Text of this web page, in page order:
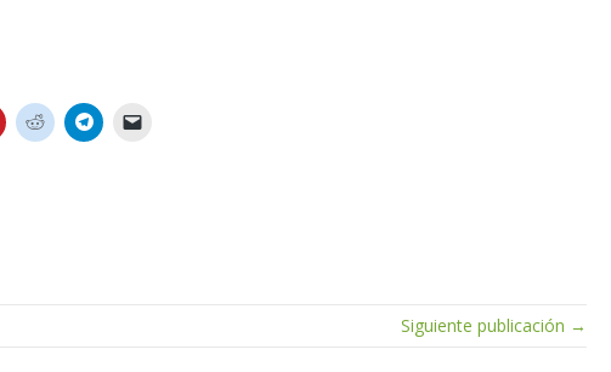
Siguiente publicación →